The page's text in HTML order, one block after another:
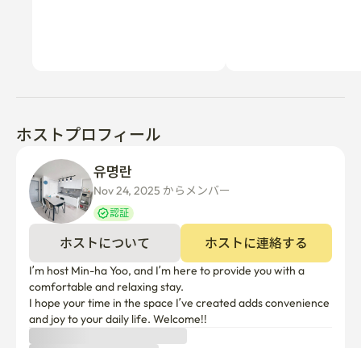
ホストプロフィール
Nov 24, 2025 からメンバー
認証
ホストについて ホストに連絡する
I’m host Min-ha Yoo, and I’m here to provide you with a
comfortable and relaxing stay.
I hope your time in the space I’ve created adds convenience
and joy to your daily life. Welcome!!